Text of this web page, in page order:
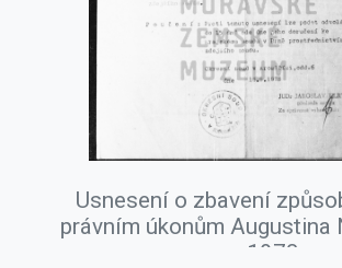
Usnesení o zbavení
právním úkonům Augustina
srpen 1978.